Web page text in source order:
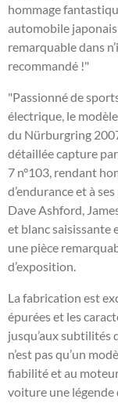
hommage
automobile
remarquable dans
recommandé !"
"Passionné de
électrique, le
du Nürburgring
détaillée capture
7 n°103, rendant
d’endurance et à
Dave Ashford,
et blanc saisissante
une pièce
d’exposition.
La fabrication est
épurées et les
jusqu’aux subtilités
n’est pas qu’un
fiabilité et au
voiture une légende